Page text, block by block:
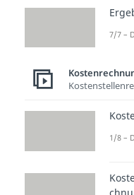
die
7/7 –
1/8 –